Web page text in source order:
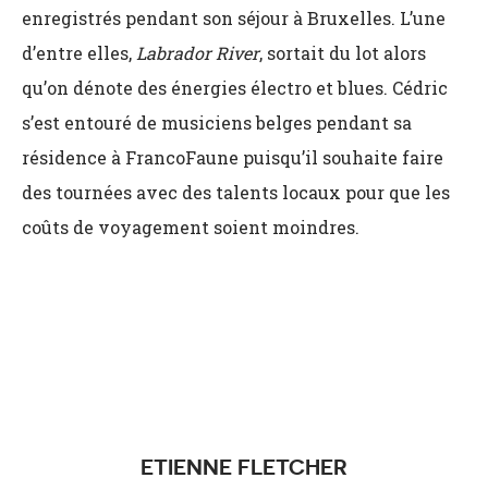
enregistrés pendant son séjour à Bruxelles. L’une
d’entre elles, Labrador River, sortait du lot alors
qu’on dénote des énergies électro et blues. Cédric
s’est entouré de musiciens belges pendant sa
résidence à FrancoFaune puisqu’il souhaite faire
des tournées avec des talents locaux pour que les
coûts de voyagement soient moindres.
ETIENNE FLETCHER